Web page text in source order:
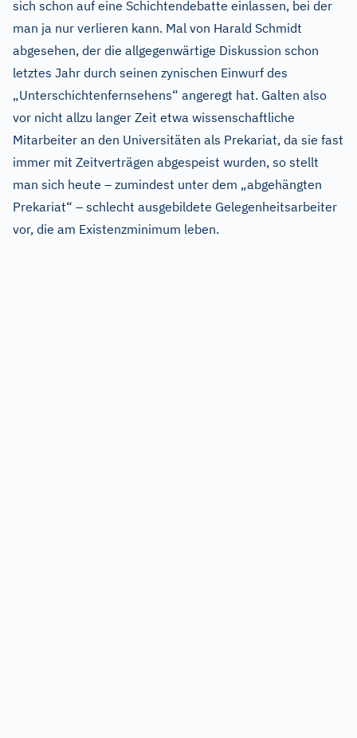
sich schon auf eine Schichtendebatte einlassen, bei der
man ja nur verlieren kann. Mal von Harald Schmidt
abgesehen, der die allgegenwärtige Diskussion schon
letztes Jahr durch seinen zynischen Einwurf des
„Unterschichtenfernsehens“ angeregt hat. Galten also
vor nicht allzu langer Zeit etwa wissenschaftliche
Mitarbeiter an den Universitäten als Prekariat, da sie fast
immer mit Zeitverträgen abgespeist wurden, so stellt
man sich heute – zumindest unter dem „abgehängten
Prekariat“ – schlecht ausgebildete Gelegenheitsarbeiter
vor, die am Existenzminimum leben.